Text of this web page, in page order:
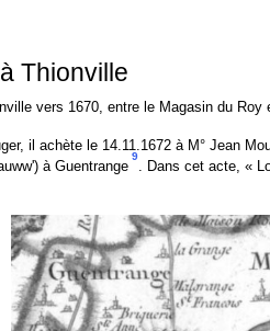
Thionville
vers 1670, entre le Magasin du
il achète le 14.11.1672 à M° Jean
à Guentrange
9
. Dans cet acte, «